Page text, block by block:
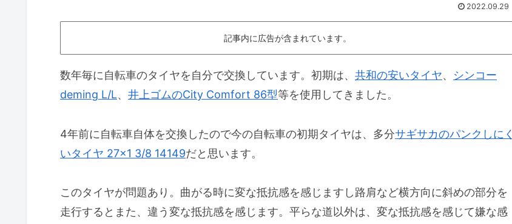
2022.09.29
記事内に広告が含まれています。
数年毎に自転車のタイヤを自分で交換しています。初期は、 共和の安いタイヤ、 シンコー
deming L/L、 井上ゴムのCity Comfort 86型等を使用してきました。
4年前に自転車自体を交換したので今の自転車の初期タイヤは、多分サギサカのパンクしにく
いタイヤ 27×1 3/8 14149だと思います。
このタイヤが問題あり。曲がる時に変な抵抗感を感じますし路肩など横方向に斜めの部分を
走行するとまた、違う変な抵抗感を感じます。平らな道以外は、変な抵抗感を感じて嫌な感